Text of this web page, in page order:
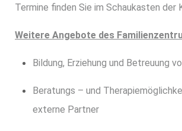
Termine finden Sie im Schaukasten der
Weitere Angebote des
Bildung, Erziehung und Betreuung
Beratungs – und
externe Partner